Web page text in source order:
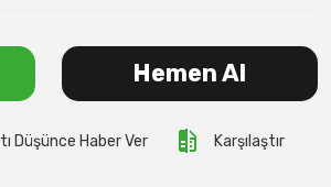
Hemen Al
Düşünce Haber Ver Karşılaştır